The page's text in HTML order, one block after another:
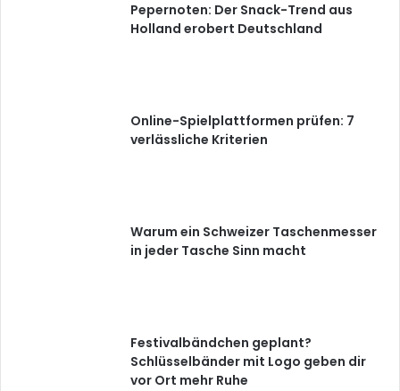
Pepernoten: Der Snack-Trend aus
Holland erobert Deutschland
Online-Spielplattformen prüfen: 7
verlässliche Kriterien
Warum ein Schweizer Taschenmesser
in jeder Tasche Sinn macht
Festivalbändchen geplant?
Schlüsselbänder mit Logo geben dir
vor Ort mehr Ruhe